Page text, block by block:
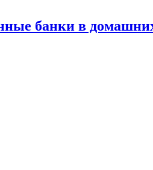
банки в